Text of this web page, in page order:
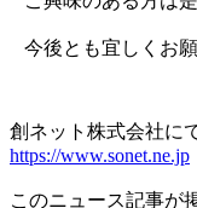
今後とも宜しくお
創ネット株式会社に
https://www.sonet.ne.jp
このニュース記事が